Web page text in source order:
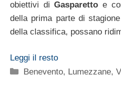
obiettivi diGasparetto e
della prima parte di
della classifica, possano
Leggi il resto
Categorie
Benevento, Lumezzane,